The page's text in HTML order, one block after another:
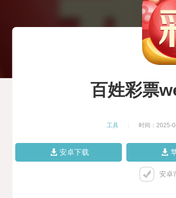
百姓彩票
工具 时间：2025-
安卓下载
安卓